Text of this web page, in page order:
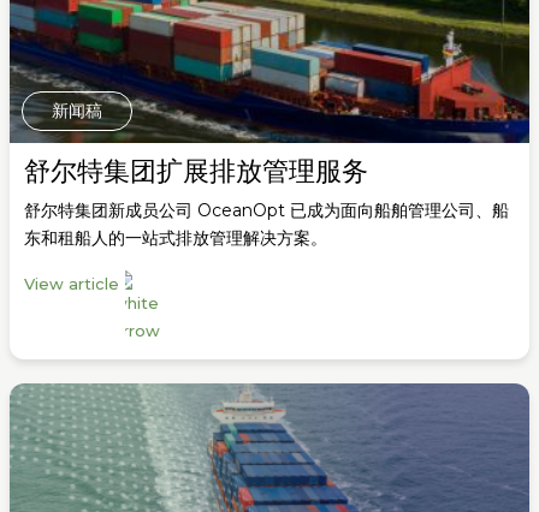
新闻稿
舒尔特集团扩展排放管理服务
舒尔特集团新成员公司 OceanOpt 已成为面向船舶管理公司、船
东和租船人的一站式排放管理解决方案。
View article